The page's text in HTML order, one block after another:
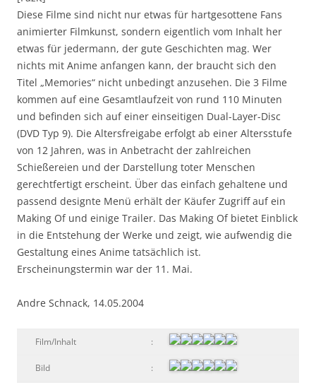
Diese Filme sind nicht nur etwas für hartgesottene Fans
animierter Filmkunst, sondern eigentlich vom Inhalt her
etwas für jedermann, der gute Geschichten mag. Wer
nichts mit Anime anfangen kann, der braucht sich den
Titel „Memories“ nicht unbedingt anzusehen. Die 3 Filme
kommen auf eine Gesamtlaufzeit von rund 110 Minuten
und befinden sich auf einer einseitigen Dual-Layer-Disc
(DVD Typ 9). Die Altersfreigabe erfolgt ab einer Altersstufe
von 12 Jahren, was in Anbetracht der zahlreichen
Schießereien und der Darstellung toter Menschen
gerechtfertigt erscheint. Über das einfach gehaltene und
passend designte Menü erhält der Käufer Zugriff auf ein
Making Of und einige Trailer. Das Making Of bietet Einblick
in die Entstehung der Werke und zeigt, wie aufwendig die
Gestaltung eines Anime tatsächlich ist.
Erscheinungstermin war der 11. Mai.
Andre Schnack, 14.05.2004
Film/Inhalt :
Bild :